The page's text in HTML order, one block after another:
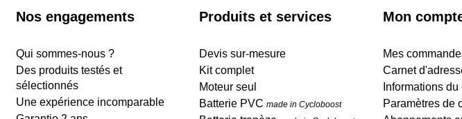
Nos engagements
Qui sommes-nous ?
Des produits testés et
sélectionnés
Une expérience incomparable
Produits et services
Devis sur-mesure
Kit complet
Moteur seul
Batterie PVCmade in Cycloboost
Mon
Mes
Carnet
Informations
Paramètres de